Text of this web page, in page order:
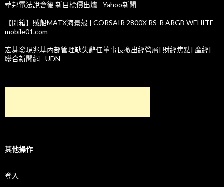
華邦電法說會後 新目標價出爐 - Yahoo新聞
【開箱】賊船MATX海景殼 | CORSAIR 2800X RS-R ARGB WEHITE -
mobile01.com
宏碁發現兆基內部管理缺失辭任董事長撤出經營層| 財經焦點| 產經|
聯合新聞網 - UDN
其他操作
登入